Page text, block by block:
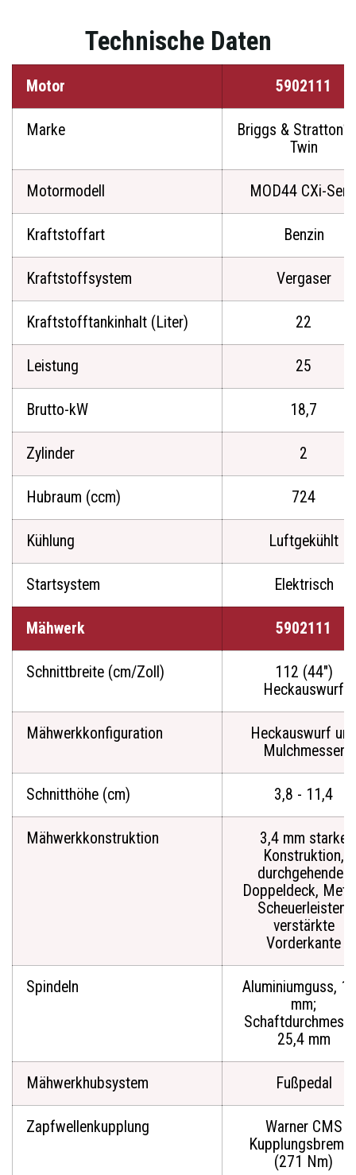
Technische Daten
Motor 5902111
Marke Briggs & Stratton®
Twin
Motormodell MOD44 CXi-
Kraftstoffart Benzin
Kraftstoffsystem Vergaser
Kraftstofftankinhalt (Liter) 22
Leistung 25
Brutto-kW 18,7
Zylinder 2
Hubraum (ccm) 724
Kühlung Luftgekühlt
Startsystem Elektrisch
Mähwerk 5902111
Schnittbreite (cm/Zoll)
112 (44")
Heckauswurf
Mähwerkkonfiguration
Heckauswurf
Mulchmesser
Schnitthöhe (cm) 3,8 - 11,4
Mähwerkkonstruktion
3,4 mm starke
Konstruktion,
durchgehendes
Doppeldeck,
Scheuerleisten,
verstärkte
Vorderkante
Spindeln
Aluminiumguss,
mm;
25,4 mm
Mähwerkhubsystem Fußpedal
Zapfwellenkupplung
Warner CMS
(271 Nm)